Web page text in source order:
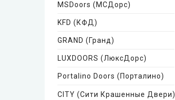
MSDoors (МСДорс)
KFD (КФД)
GRAND (Гранд)
LUXDOORS (ЛюксДорс)
Portalino Doors (Порталино)
CITY (Сити Крашенные Двери)